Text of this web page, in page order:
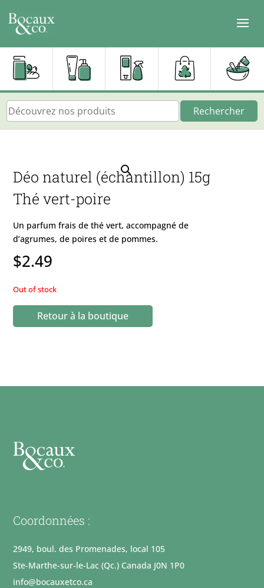
Rechercher
Déo naturel (échantillon) 15g
Thé vert-poire
Un parfum frais de thé vert, accompagné de
d’agrumes, de poires et de pommes.
$2.49
Out of stock
Retour à la boutique
Coordonnées :
2949, boul. des Promenades, local 105
Ste-Marthe-sur-le-Lac (Qc.) Canada J0N 1P0
info@bocauxetco.ca